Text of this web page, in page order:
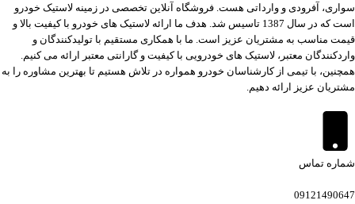
سواری، آفرودی و وارداتی هست. فروشگاه آنلاین تخصصی در زمینه لاستیک خودرو
است که در سال 1387 تاسیس شد. هدف ما ارائه لاستیک های خودرو با کیفیت بالا و
قیمت مناسب به مشتریان عزیز است. ما با همکاری مستقیم با تولیدکنندگان و
واردکنندگان معتبر، لاستیک های خودرویی با کیفیت و گارانتی معتبر ارائه می کنیم.
همچنین، با تیمی از کارشناسان خودرو همواره در تلاش هستیم تا بهترین مشاوره را به
مشتریان عزیز ارائه دهیم.
شماره تماس
09121490647